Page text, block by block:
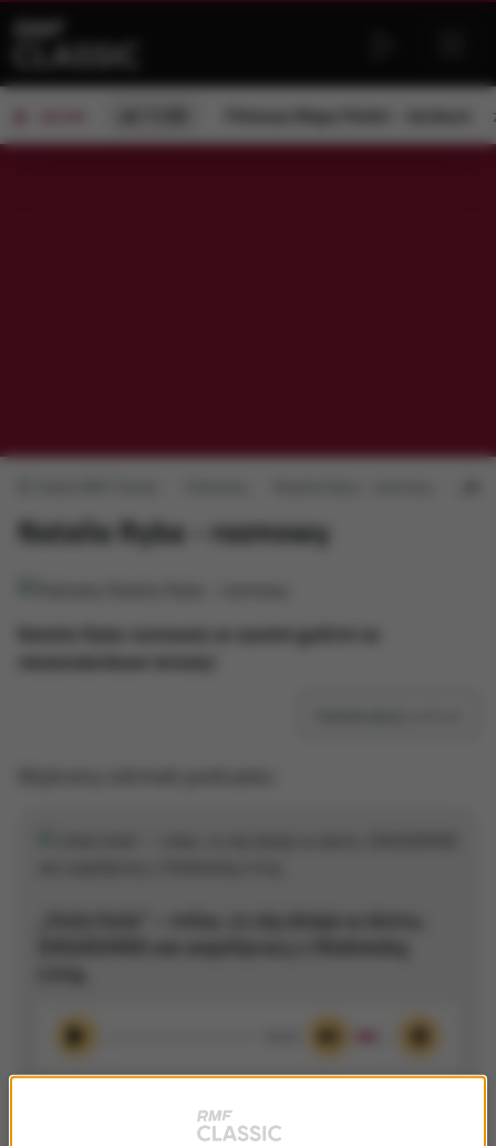
Natalia Ryba - rozmowy
Natalia Ryba rozmawia ze swoimi gośćmi na
„Hola Hola” – mów, co się dzieje w domu.
Odtwórz Wycisz